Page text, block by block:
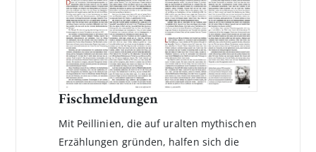
Fischmeldungen
Mit Peillinien, die auf uralten mythischen
Erzählungen gründen, halfen sich die